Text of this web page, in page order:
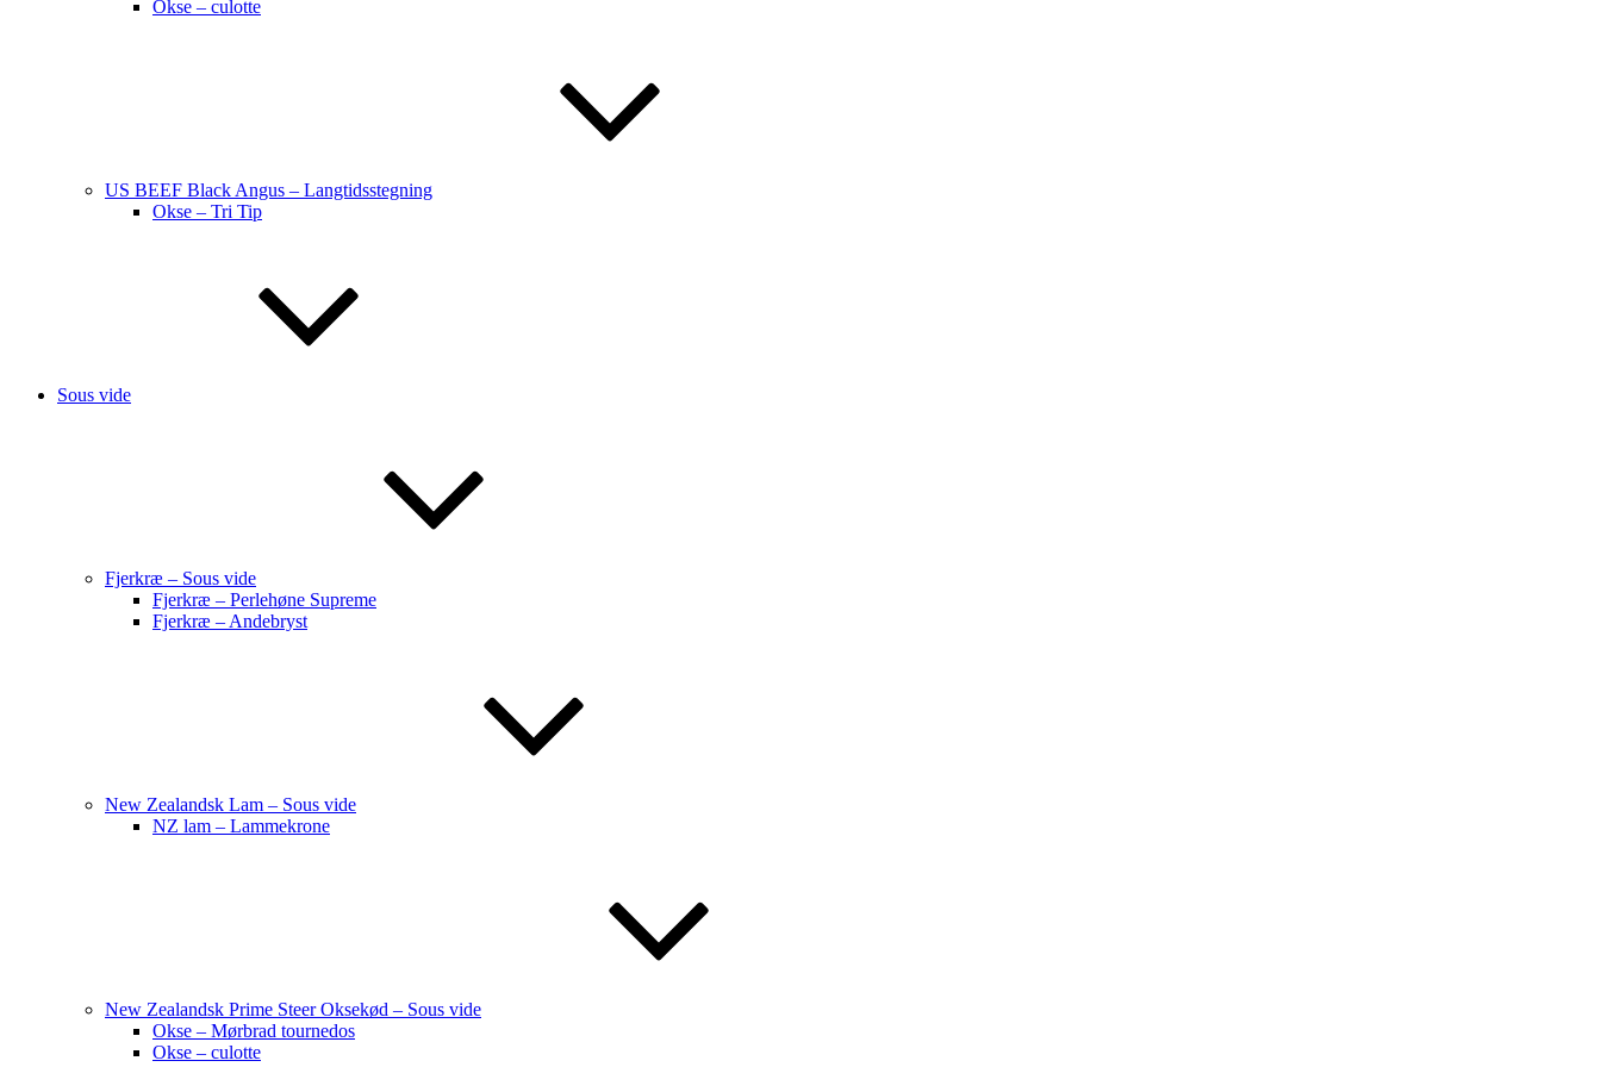
Okse – culotte
US BEEF Black Angus – Langtidsstegning
Okse – Tri Tip
Sous vide
Fjerkræ – Sous vide
Fjerkræ – Perlehøne Supreme
Fjerkræ – Andebryst
New Zealandsk Lam – Sous vide
NZ lam – Lammekrone
New Zealandsk Prime Steer Oksekød – Sous vide
Okse – Mørbrad tournedos
Okse – culotte